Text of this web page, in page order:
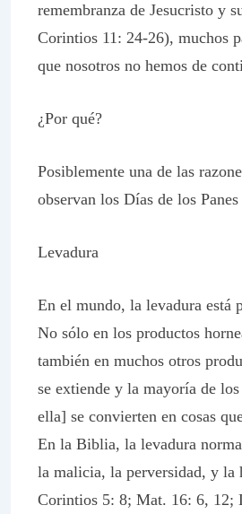
remembranza de Jesucristo y
Corintios 11: 24-26), muchos
que nosotros no hemos de
¿Por qué?
Posiblemente una de las
observan los Días de los
Levadura
En el mundo, la levadura está
No sólo en los productos
también en muchos otros
se extiende y la mayoría de
ella] se convierten en cosas
En la Biblia, la levadura
la malicia, la perversidad, y la
Corintios 5: 8; Mat. 16: 6, 12;